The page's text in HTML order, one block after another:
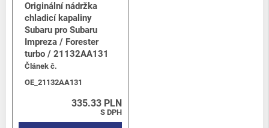
Originální nádržka
chladicí kapaliny
Subaru pro Subaru
Impreza / Forester
turbo / 21132AA131
Článek č.
OE_21132AA131
335.33 PLN
S DPH